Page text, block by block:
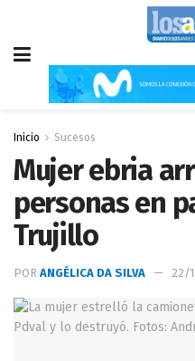
Inicio Sucesos
Mujer ebria
personas en
Trujillo
POR ANGÉLICA DA SILVA 22/